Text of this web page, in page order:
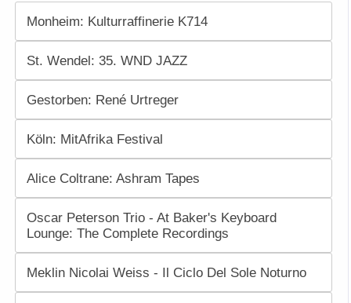
Monheim: Kulturraffinerie K714
St. Wendel: 35. WND JAZZ
Gestorben: René Urtreger
Köln: MitAfrika Festival
Alice Coltrane: Ashram Tapes
Oscar Peterson Trio - At Baker's Keyboard
Lounge: The Complete Recordings
Meklin Nicolai Weiss - Il Ciclo Del Sole Noturno